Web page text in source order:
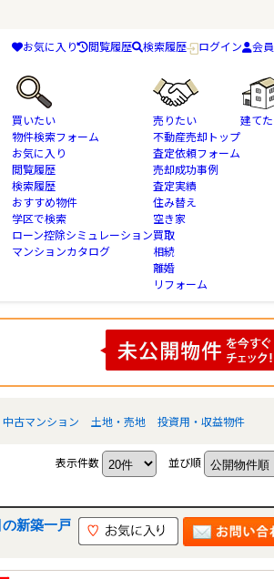
お気に入り 閲覧履歴 検索履歴 ログイン 会
買いたい
物件検索フォーム
お気に入り
閲覧履歴
検索履歴
おすすめ物件
学区で検索
ローン控除シミュレーション
マンションカタログ
売りたい
不動産売却トップ
査定依頼フォーム
売却成功事例
査定実績
住み替え
空き家
買取
相続
離婚
リフォーム
建て
情報一覧
中古マンション 土地・売地 投資用・収益物件
表示件数 並び順
新築一戸